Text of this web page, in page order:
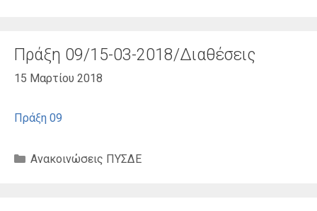
Πράξη 09/15-03-2018/Διαθέσεις
15 Μαρτίου 2018
Πράξη 09
Κατηγορίες
Ανακοινώσεις ΠΥΣΔΕ